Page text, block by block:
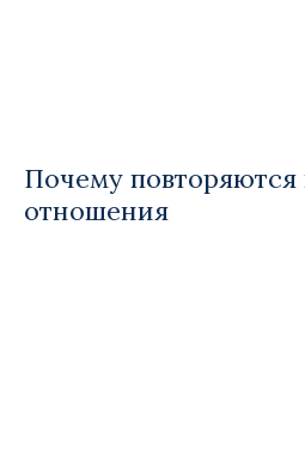
Почему
отношения